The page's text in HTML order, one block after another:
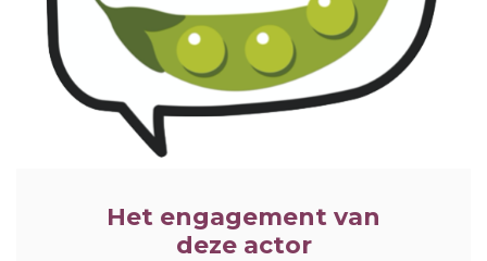
Het engagement van
deze actor